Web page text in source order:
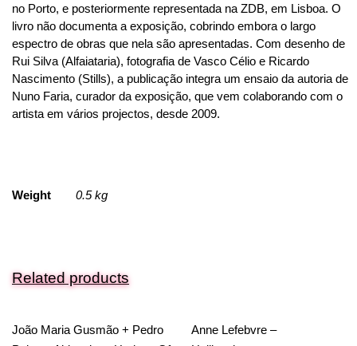
no Porto, e posteriormente representada na ZDB, em Lisboa. O
livro não documenta a exposição, cobrindo embora o largo
espectro de obras que nela são apresentadas. Com desenho de
Rui Silva (Alfaiataria), fotografia de Vasco Célio e Ricardo
Nascimento (Stills), a publicação integra um ensaio da autoria de
Nuno Faria, curador da exposição, que vem colaborando com o
artista em vários projectos, desde 2009.
Weight 0.5 kg
Related products
João Maria Gusmão + Pedro
Anne Lefebvre –